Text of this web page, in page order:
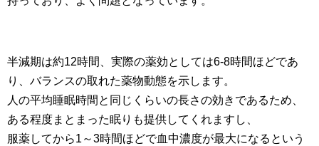
半減期は約12時間、実際の薬効としては6-8時間ほどであ
り、バランスの取れた薬物動態を示します。
人の平均睡眠時間と同じくらいの長さの効きであるため、
ある程度まとまった眠りも提供してくれますし、
服薬してから1～3時間ほどで血中濃度が最大になるという